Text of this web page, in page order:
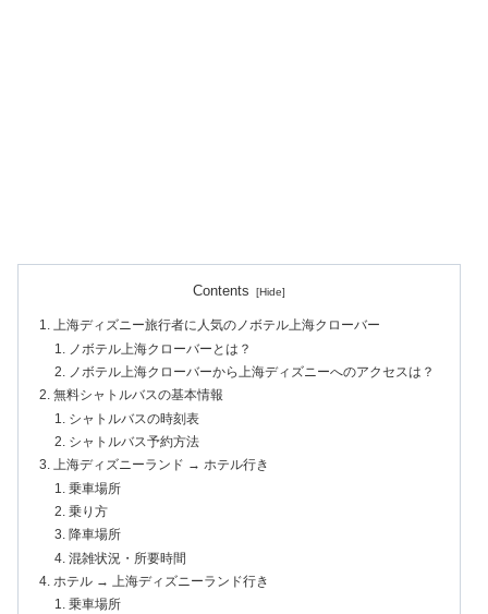
Contents
上海ディズニー旅行者に人気のノボテル上海クローバー
ノボテル上海クローバーとは？
ノボテル上海クローバーから上海ディズニーへのアクセスは？
無料シャトルバスの基本情報
シャトルバスの時刻表
シャトルバス予約方法
上海ディズニーランド → ホテル行き
乗車場所
乗り方
降車場所
混雑状況・所要時間
ホテル → 上海ディズニーランド行き
乗車場所